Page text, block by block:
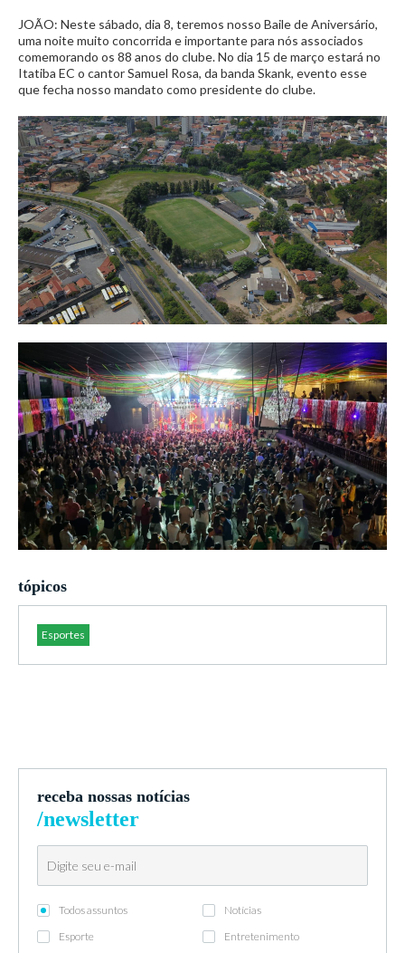
JOÃO: Neste sábado, dia 8, teremos nosso Baile de Aniversário,
uma noite muito concorrida e importante para nós associados
comemorando os 88 anos do clube. No dia 15 de março estará no
Itatiba EC o cantor Samuel Rosa, da banda Skank, evento esse
que fecha nosso mandato como presidente do clube.
tópicos
Esportes
receba nossas notícias
/newsletter
Todos assuntos
Notícias
Esporte
Entretenimento